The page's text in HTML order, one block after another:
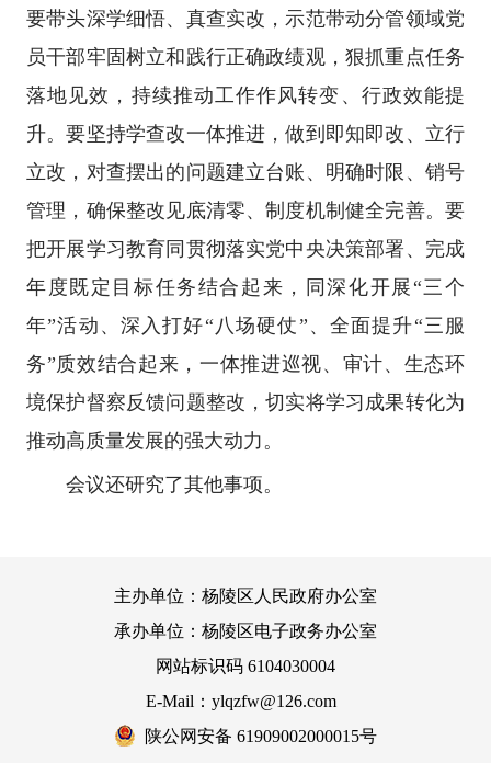
要带头深学细悟、真查实改，示范带动分管领域党
员干部牢固树立和践行正确政绩观，狠抓重点任务
落地见效，持续推动工作作风转变、行政效能提
升。要坚持学查改一体推进，做到即知即改、立行
立改，对查摆出的问题建立台账、明确时限、销号
管理，确保整改见底清零、制度机制健全完善。要
把开展学习教育同贯彻落实党中央决策部署、完成
年度既定目标任务结合起来，同深化开展“三个
年”活动、深入打好“八场硬仗”、全面提升“三服
务”质效结合起来，一体推进巡视、审计、生态环
境保护督察反馈问题整改，切实将学习成果转化为
推动高质量发展的强大动力。
会议还研究了其他事项。
主办单位：杨陵区人民政府办公室
承办单位：杨陵区电子政务办公室
网站标识码 6104030004
E-Mail：ylqzfw@126.com
陕公网安备 61909002000015号